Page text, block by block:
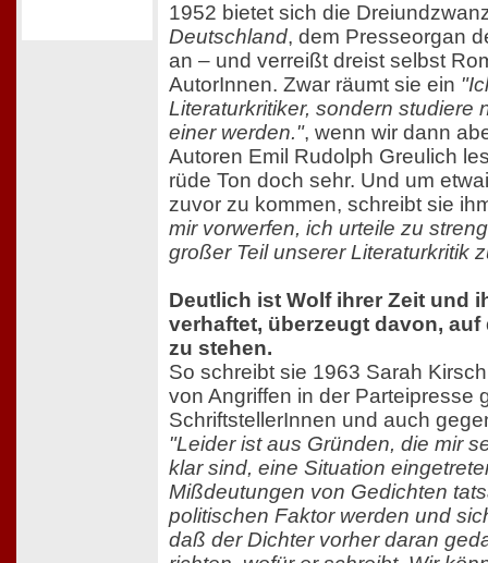
1952 bietet sich die
Deutschland, dem Presseorgan
an – und verreißt dreist selbst
AutorInnen. Zwar räumt sie ein
Literaturkritiker, sondern studiere
einer werden.", wenn wir dann
Autoren Emil Rudolph Greulich
rüde Ton doch sehr. Und um
zuvor zu kommen, schreibt sie
mir vorwerfen, ich urteile zu
großer Teil unserer Literaturkritik
Deutlich ist Wolf ihrer Zeit und
verhaftet, überzeugt davon,
zu stehen.
So schreibt sie 1963 Sarah
von Angriffen in der Parteipresse
SchriftstellerInnen und auch
"Leider ist aus Gründen, die mir
klar sind, eine Situation
Mißdeutungen von Gedichten
politischen Faktor werden und
daß der Dichter vorher daran